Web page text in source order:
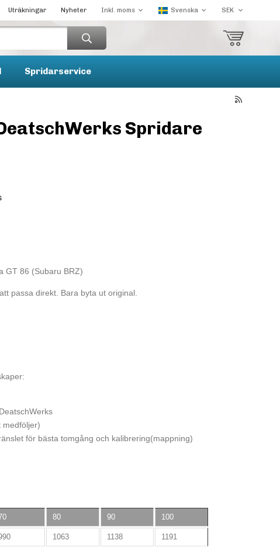
Uträkningar Nyheter
Spridarservice
Spridare
GT 86 (Subaru BRZ)
passa direkt. Bara byta ut original.
medföljer)
för bästa tomgång och kalibrering(mappning)
80 90 100
1063 1138 1191